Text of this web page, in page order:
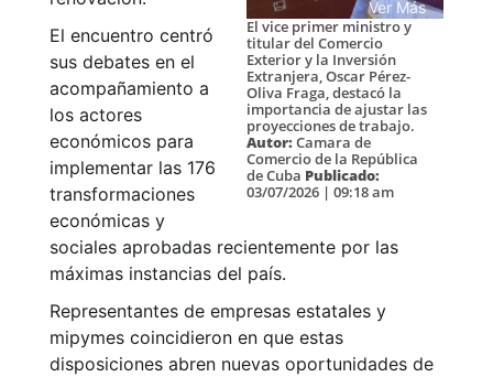
Ver Más
El vice primer ministro y
titular del Comercio
Exterior y la Inversión
Extranjera, Oscar Pérez-
Oliva Fraga, destacó la
importancia de ajustar las
proyecciones de trabajo.
Autor: Camara de
Comercio de la República
de Cuba Publicado:
03/07/2026 | 09:18 am
El encuentro centró
sus debates en el
acompañamiento a
los actores
económicos para
implementar las 176
transformaciones
económicas y
sociales aprobadas recientemente por las
máximas instancias del país.
Representantes de empresas estatales y
mipymes coincidieron en que estas
disposiciones abren nuevas oportunidades de